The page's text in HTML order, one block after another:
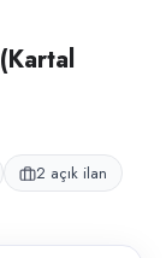
2 açık ilan